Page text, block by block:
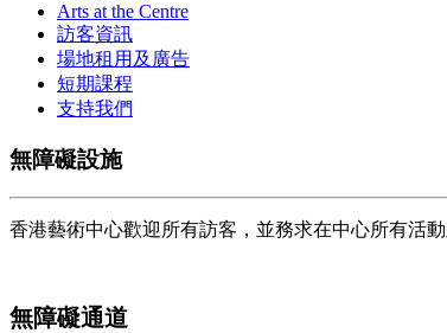
Arts at the Centre
訪客資訊
場地租用及廣告
短期課程
支持我們
無障礙設施
香港藝術中心歡迎所有訪客，並務求在中心所有活
無障礙通道